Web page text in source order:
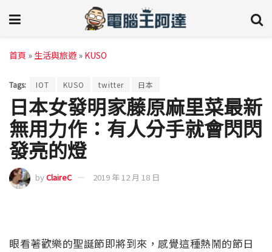
首頁 » 生活與旅遊 » KUSO
Tags: IOT KUSO twitter 日本
日本女發明家藤原麻里菜最新
無用力作：有人分手就會閃閃
發亮的燈
byClaireC 2019 年 12 月 18 日
眼看著歡樂的聖誕節即將到來，感覺這種熱鬧的節日